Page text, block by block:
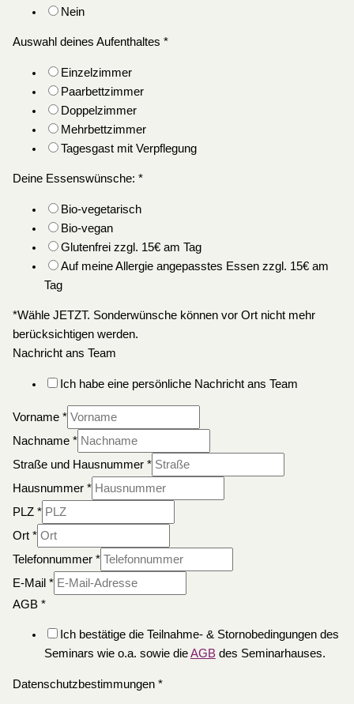
Nein
Auswahl deines Aufenthaltes *
Einzelzimmer
Paarbettzimmer
Doppelzimmer
Mehrbettzimmer
Tagesgast mit Verpflegung
Deine Essenswünsche: *
Bio-vegetarisch
Bio-vegan
Glutenfrei zzgl. 15€ am Tag
Auf meine Allergie angepasstes Essen zzgl. 15€ am
Tag
*Wähle JETZT. Sonderwünsche können vor Ort nicht mehr
berücksichtigen werden.
Nachricht ans Team
Ich habe eine persönliche Nachricht ans Team
Vorname *
Nachname *
Straße und Hausnummer *
Hausnummer *
PLZ *
Ort *
Telefonnummer *
E-Mail *
AGB *
Ich bestätige die Teilnahme- & Stornobedingungen des
Seminars wie o.a. sowie dieAGBdes Seminarhauses.
Datenschutzbestimmungen *